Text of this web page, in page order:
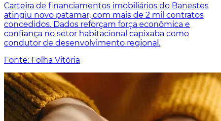
Carteira de financiamentos imobiliários do Banestes
atingiu novo patamar, com mais de 2 mil contratos
concedidos. Dados reforçam força econômica e
confiança no setor habitacional capixaba como
condutor de desenvolvimento regional.
Fonte: Folha Vitória